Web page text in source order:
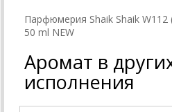
Парфюмерия Shaik Shaik W112
50 ml NEW
Аромат в
исполнения